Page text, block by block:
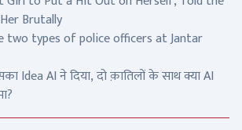
Brutally
types of police officers at Jantar
Idea AI ने दिया, दो क़ातिलों के साथ क्या AI